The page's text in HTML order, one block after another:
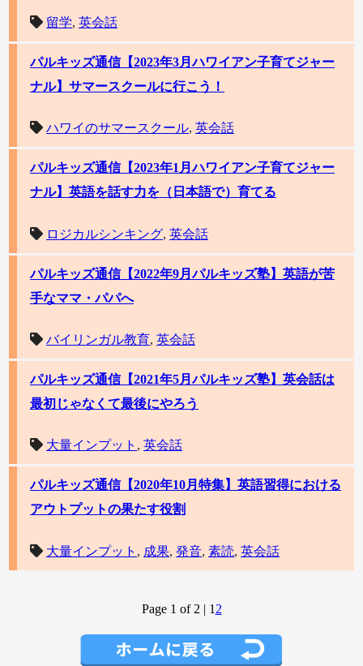
留学, 英会話
パルキッズ通信【2023年3月ハワイアン子育てジャー
ナル】サマースクールに行こう！
ハワイのサマースクール, 英会話
パルキッズ通信【2023年1月ハワイアン子育てジャー
ナル】英語を話す力を（日本語で）育てる
ロジカルシンキング, 英会話
パルキッズ通信【2022年9月パルキッズ塾】英語が苦
手なママ・パパへ
バイリンガル教育, 英会話
パルキッズ通信【2021年5月パルキッズ塾】英会話は
最初じゃなくて最後にやろう
大量インプット , 英会話
パルキッズ通信【2020年10月特集】英語習得における
アウトプットの果たす役割
大量インプット , 成果, 発音, 素読, 英会話
Page 1 of 2 | 1 2